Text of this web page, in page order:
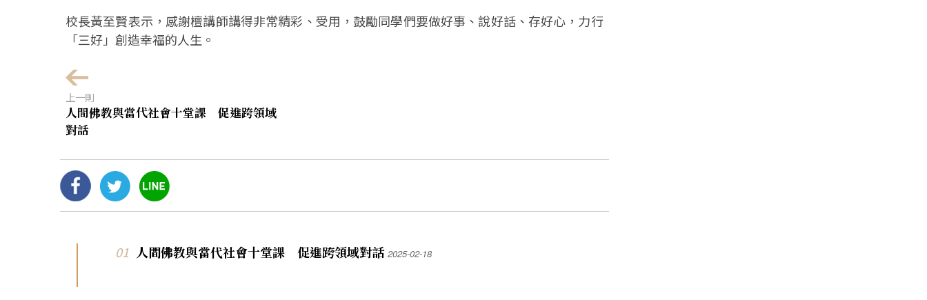
校長黃至賢表示，感謝檀講師講得非常精彩、受用，鼓勵同學們要做好事、說好話、存好心，力行
「三好」創造幸福的人生。
上一則
人間佛教與當代社會十堂課 促進跨領域
對話
人間佛教與當代社會十堂課 促進跨領域對話 2025-02-18